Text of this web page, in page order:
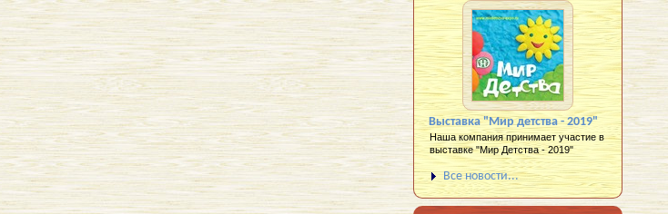
Выставка "Мир детства - 2019"
Наша компания принимает участие в
выставке "Мир Детства - 2019"
Все новости...